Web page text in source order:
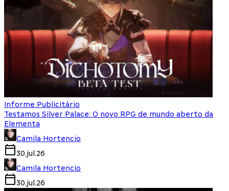
Informe Publicitário
Testamos Silver Palace: O novo RPG de mundo aberto da
Elementa
Camila Hortencio
30.jul.26
Camila Hortencio
30.jul.26